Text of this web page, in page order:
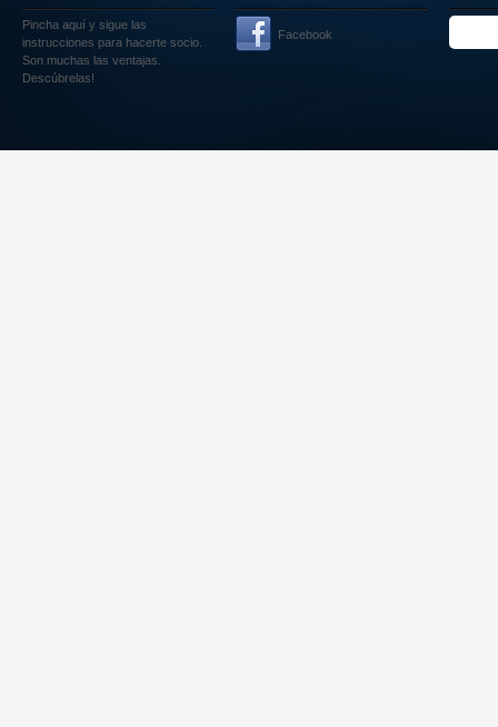
Pincha aquí y sigue las
instrucciones para hacerte socio.
Son muchas las ventajas.
Descúbrelas!
Facebook